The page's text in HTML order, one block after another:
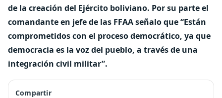
de la creación del Ejército boliviano. Por su parte el
comandante en jefe de las FFAA señalo que “Están
comprometidos con el proceso democrático, ya que
democracia es la voz del pueblo, a través de una
integración civil militar”.
Compartir